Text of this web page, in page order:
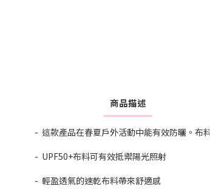
商品描述
- 這款產品在春夏戶外活動中能有效防曬。布
- UPF50+布料可有效抵禦陽光照射
- 輕盈透氣的速乾布料帶來舒適感